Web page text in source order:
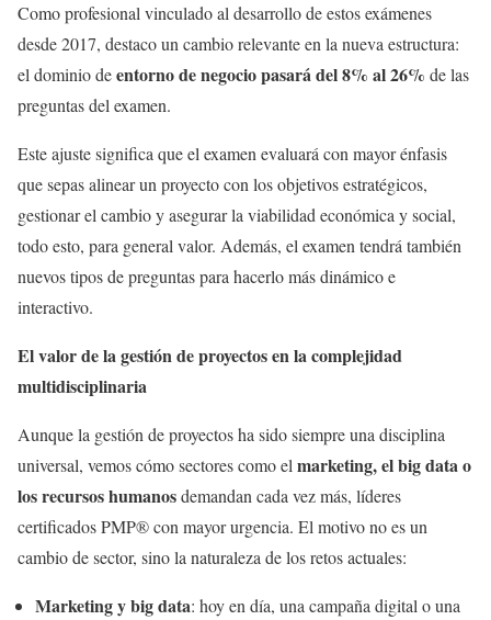
Como profesional vinculado al desarrollo de estos exámenes
desde 2017, destaco un cambio relevante en la nueva estructura:
el dominio deentorno de negocio pasará del 8% al 26% de las
preguntas del examen.
Este ajuste significa que el examen evaluará con mayor énfasis
que sepas alinear un proyecto con los objetivos estratégicos,
gestionar el cambio y asegurar la viabilidad económica y social,
todo esto, para general valor. Además, el examen tendrá también
nuevos tipos de preguntas para hacerlo más dinámico e
interactivo.
El valor de la gestión de proyectos en la complejidad
multidisciplinaria
Aunque la gestión de proyectos ha sido siempre una disciplina
universal, vemos cómo sectores como elmarketing, el big data o
los recursos humanosdemandan cada vez más, líderes
certificados PMP® con mayor urgencia. El motivo no es un
cambio de sector, sino la naturaleza de los retos actuales:
Marketing y big data: hoy en día, una campaña digital o una